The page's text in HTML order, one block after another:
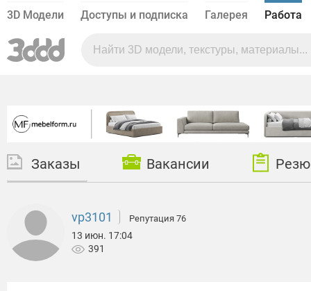
3D Модели Доступы и подписка Галерея Работа
Заказы Вакансии
vp3101 Репутация 76
13 июн. 17:04
391